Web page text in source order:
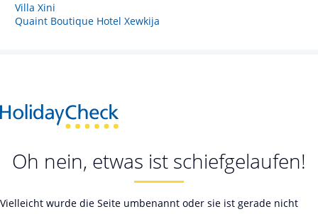
Villa Xini
Quaint Boutique Hotel Xewkija
Oh nein, etwas ist schiefgelaufen!
Vielleicht wurde die Seite umbenannt oder sie ist gerade nicht